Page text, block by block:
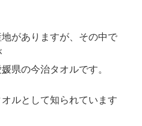
がありますが、その中で
県の今治タオルです。
ルとして知られています